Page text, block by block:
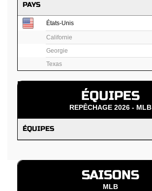
PAYS
États-Unis
Californie
Georgie
Texas
ÉQUIPES
REPÊCHAGE 2026 - MLB
ÉQUIPES
SAISONS
MLB